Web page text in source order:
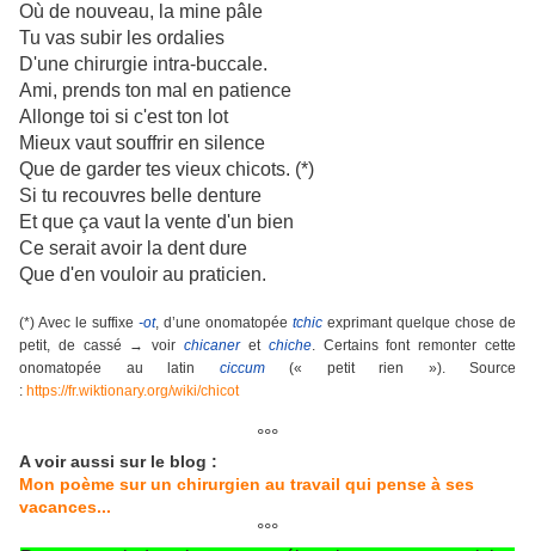
Où de nouveau, la mine pâle
Tu vas subir les ordalies
D'une chirurgie intra-buccale.
Ami, prends ton mal en patience
Allonge toi si c'est ton lot
Mieux vaut souffrir en silence
Que de garder tes vieux chicots. (*)
Si tu recouvres belle denture
Et que ça vaut la vente d'un bien
Ce serait avoir la dent dure
Que d'en vouloir au praticien.
(*) Avec le suffixe -ot, d’une onomatopée tchic exprimant quelque chose de
petit, de cassé → voirchicaneret chiche. Certains font remonter cette
onomatopée au latin ciccum(« petit rien »). Source
: https://fr.wiktionary.org/wiki/chicot
°°°
A voir aussi sur le blog :
Mon poème sur un chirurgien au travail qui pense à ses
vacances...
°°°